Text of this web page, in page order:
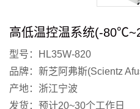
高低温控温系统(-
型号：HL35W-820
品牌：新芝阿弗斯(Scientz
产地：浙江宁波
发货：预计20~30个工作日